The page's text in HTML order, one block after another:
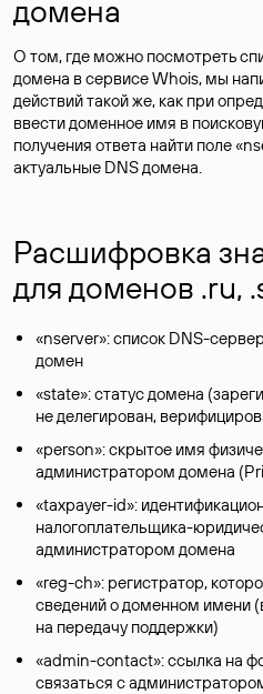
домена
О том, где можно посмотреть
домена в сервисе Whois, мы
действий такой же, как при
ввести доменное имя в
получения ответа найти поле
актуальные DNS домена.
Расшифровка
для доменов .ru,
«nserver»: список DNS-
домен
«state»: статус домена
не делегирован,
«person»: скрытое имя
администратором домена
«taxpayer-id»:
налогоплательщика-
администратором домена
«reg-ch»: регистратор,
сведений о доменном имени
на передачу поддержки)
«admin-contact»: ссылка на
связаться с